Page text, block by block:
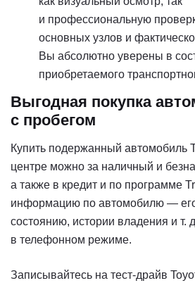
и профессиональную
основных узлов и
Вы абсолютно уверены в
приобретаемого
Выгодная покупка
с пробегом
Купить подержанный автомобиль
центре можно за наличный и
а также в кредит и по программе
информацию по автомобилю —
состоянию, истории владения и т.
в телефонном режиме.
Записывайтесь на тест-драйв